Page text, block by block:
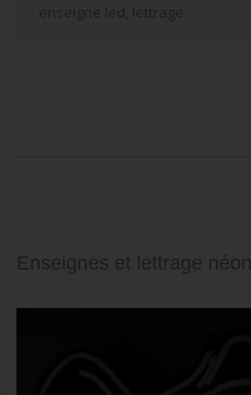
enseigne led, lettrage
Enseignes et lettrage néon